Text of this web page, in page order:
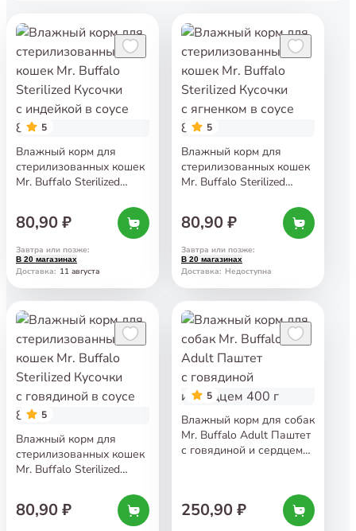
5
Влажный корм для
стерилизованных кошек
Mr. Buffalo Sterilized
в соусе 85 г
80,90 ₽
Завтра или позже:
В 20 магазинах
Доставка: 11 августа
5
Влажный корм для
стерилизованных кошек
Mr. Buffalo Sterilized
в соусе 85 г
80,90 ₽
Завтра или позже:
В 20 магазинах
Доставка: Недоступна
5
Влажный корм для
стерилизованных кошек
Mr. Buffalo Sterilized
в соусе 85 г
80,90 ₽
5
Влажный корм для собак
Mr. Buffalo Adult Паштет
с говядиной и сердцем
250,90 ₽